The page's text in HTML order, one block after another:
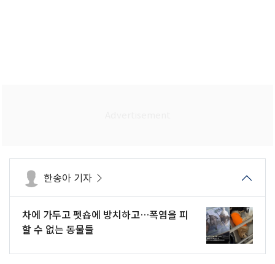
한송아 기자
차에 가두고 펫숍에 방치하고…폭염을 피
할 수 없는 동물들